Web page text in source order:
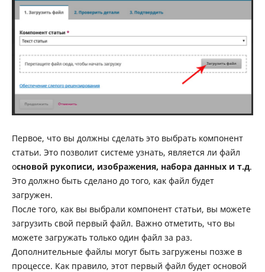
Первое, что вы должны сделать это выбрать компонент
статьи. Это позволит системе узнать, является ли файл
основой рукописи, изображения, набора данных и т.д.
Это должно быть сделано до того, как файл будет
загружен.
После того, как вы выбрали компонент статьи, вы можете
загрузить свой первый файл. Важно отметить, что вы
можете загружать только один файл за раз.
Дополнительные файлы могут быть загружены позже в
процессе. Как правило, этот первый файл будет основой